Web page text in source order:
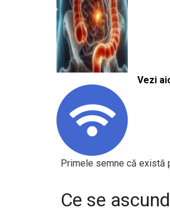
Vezi
Primele semne că există
Ce se